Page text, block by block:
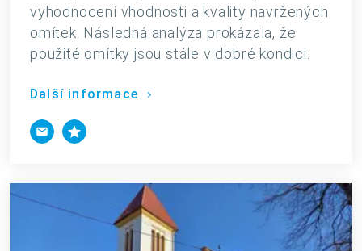
vyhodnocení vhodnosti a kvality navržených
omítek. Následná analýza prokázala, že
použité omítky jsou stále v dobré kondici.
Další informace